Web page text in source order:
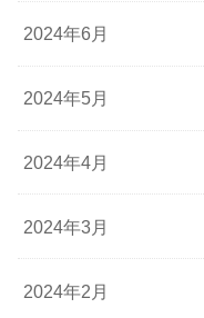
2024年6月
2024年5月
2024年4月
2024年3月
2024年2月